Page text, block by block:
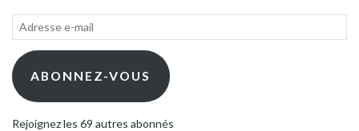
Adresse
mail ABONNEZ-VOUS
Rejoignez les 69 autres abonnés